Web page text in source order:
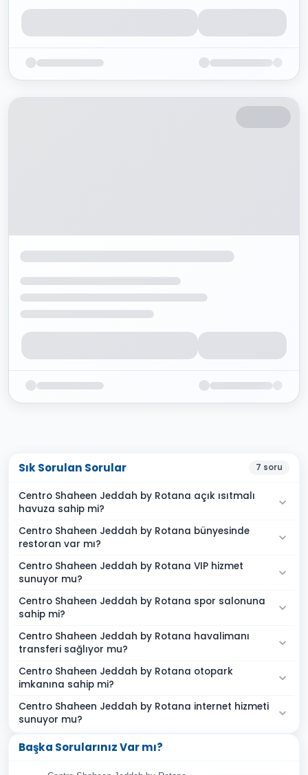
Sık Sorulan Sorular 7 soru
Centro Shaheen Jeddah by Rotana açık ısıtmalı
havuza sahip mi?
Centro Shaheen Jeddah by Rotana bünyesinde
restoran var mı?
Centro Shaheen Jeddah by Rotana VIP hizmet
sunuyor mu?
Centro Shaheen Jeddah by Rotana spor salonuna
sahip mi?
Centro Shaheen Jeddah by Rotana havalimanı
transferi sağlıyor mu?
Centro Shaheen Jeddah by Rotana otopark
imkanına sahip mi?
Centro Shaheen Jeddah by Rotana internet hizmeti
sunuyor mu?
Başka Sorularınız Var mı?